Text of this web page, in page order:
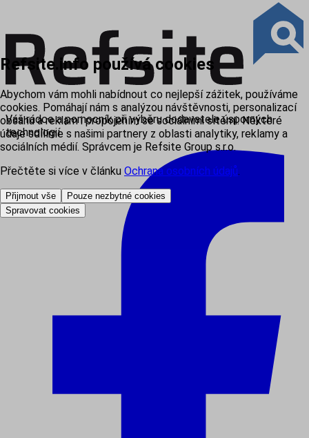
Váš rádce a pomocník při výběru dodavatele úsporných
technologií
Refsite.info používá cookies
Abychom vám mohli nabídnout co nejlepší zážitek, používáme
cookies. Pomáhají nám s analýzou návštěvnosti, personalizací
obsahu a reklam i propojením se sociálními sítěmi. Některé
údaje sdílíme s našimi partnery z oblasti analytiky, reklamy a
sociálních médií. Správcem je Refsite Group s.r.o.
Přečtěte si více v článku Ochrana osobních údajů.
Přijmout vše
Pouze nezbytné cookies
Spravovat cookies